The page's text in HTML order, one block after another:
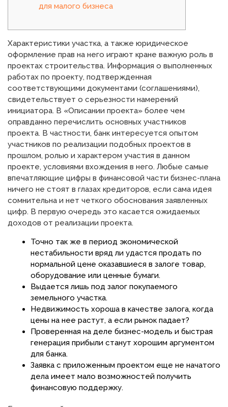
для малого бизнеса
Характеристики участка, а также юридическое
оформление прав на него играют кране важную роль в
проектах строительства. Информация о выполненных
работах по проекту, подтвержденная
соответствующими документами (соглашениями),
свидетельствует о серьезности намерений
инициатора. В «Описании проекта» более чем
оправданно перечислить основных участников
проекта. В частности, банк интересуется опытом
участников по реализации подобных проектов в
прошлом, ролью и характером участия в данном
проекте, условиями вхождения в него. Любые самые
впечатляющие цифры в финансовой части бизнес-плана
ничего не стоят в глазах кредиторов, если сама идея
сомнительна и нет четкого обоснования заявленных
цифр. В первую очередь это касается ожидаемых
доходов от реализации проекта.
Точно так же в период экономической
нестабильности вряд ли удастся продать по
нормальной цене оказавшиеся в залоге товар,
оборудование или ценные бумаги.
Выдается лишь под залог покупаемого
земельного участка.
Недвижимость хороша в качестве залога, когда
цены на нее растут, а если рынок падает?
Проверенная на деле бизнес-модель и быстрая
генерация прибыли станут хорошим аргументом
для банка.
Заявка с приложенным проектом еще не начатого
дела имеет мало возможностей получить
финансовую поддержку.